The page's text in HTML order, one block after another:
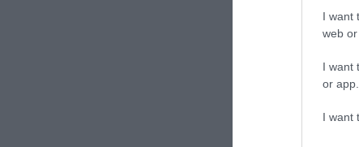
I want
web
I want
or app.
I want